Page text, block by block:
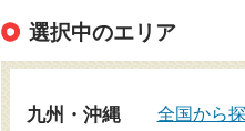
選択中のエリア
九州・沖縄 全国から